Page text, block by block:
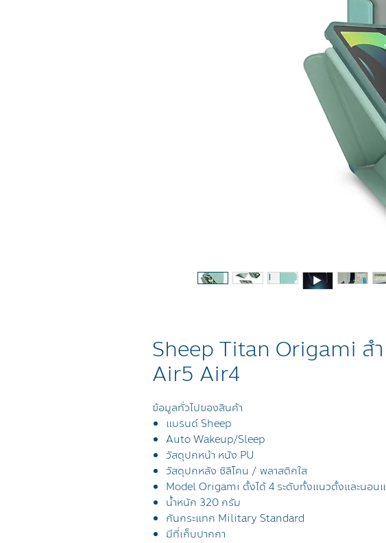
Sheep Titan Origami ส
Air5 Air4
ข้อมูลทั่วไปของสินค้า
แบรนด์ Sheep
Auto Wakeup/Sleep
วัสดุปกหน้า หนัง PU
วัสดุปกหลัง ซิลิโคน / พลาสติกใส
Model Origami ตั้งได้ 4 ระดับทั้งแนวตั้งและนอน
น้ำหนัก 320 กรัม
กันกระแทก Military Standard
มีที่เก็บปากกา